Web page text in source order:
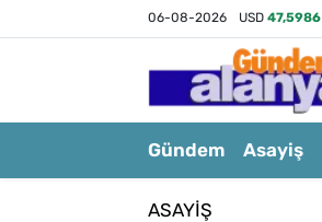
06-08-2026 USD47,5986
Gündem Asayiş
ASAYIŞ